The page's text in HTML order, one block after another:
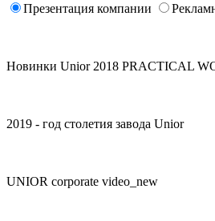
Презентация компании
Новинки Unior 2018 PRACTICAL
2019 - год столетия завода Unior
UNIOR corporate video_new